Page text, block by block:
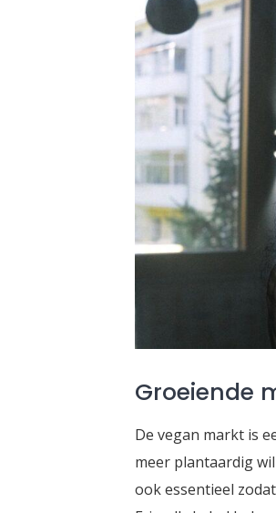
Groeiende
De vegan markt is
meer plantaardig
ook essentieel